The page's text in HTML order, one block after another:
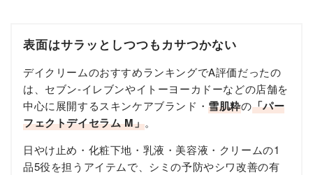
表面はサラッとしつつもカサつかない
デイクリームのおすすめランキングでA評価だったの
は、セブン-イレブンやイトーヨーカドーなどの店舗を
中心に展開するスキンケアブランド・雪肌粋の「パー
フェクトデイセラム M」。
日やけ止め・化粧下地・乳液・美容液・クリームの1
品5役を担うアイテムで、シミの予防やシワ改善の有